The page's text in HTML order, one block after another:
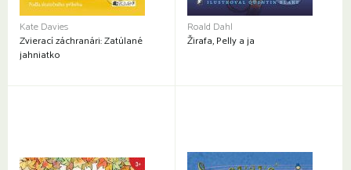
Kate Davies
Zvierací záchranári: Zatúlané
jahniatko
Roald Dahl
Žirafa, Pelly a ja